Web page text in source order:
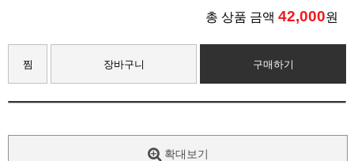
총 상품 금액 42,000원
찜 장바구니 구매하기
확대보기